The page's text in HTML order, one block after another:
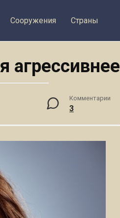
Сооружения Страны
Комментарии
3